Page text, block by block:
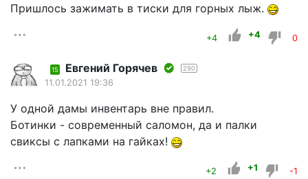
Пришлось зажимать в тиски для горных лыж.
+4 +4 0
15 Евгений Горячев 290
11.01.2021 19:36
У одной дамы инвентарь вне правил.
Ботинки - современный саломон, да и палки
свиксы с лапками на гайках!
+2 +1 -1